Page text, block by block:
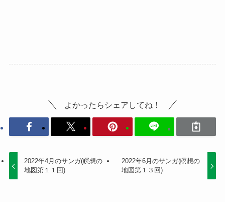
よかったらシェアしてね！
2022年4月のサンガ(瞑想の
地図第１１回)
2022年6月のサンガ(瞑想の
地図第１３回)